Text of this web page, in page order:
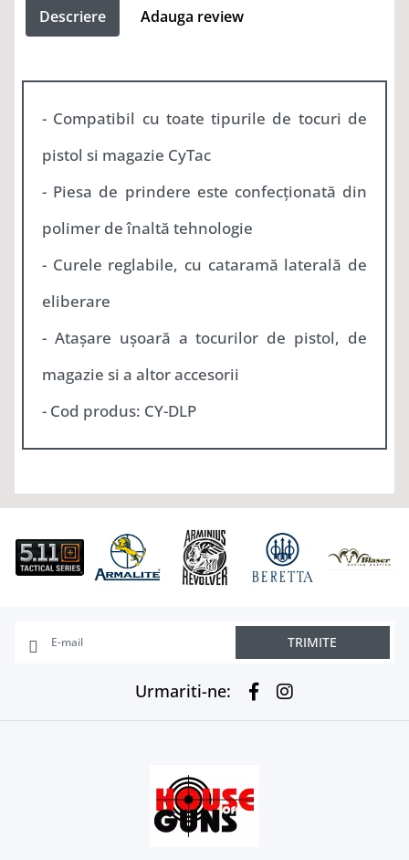
Descriere Adauga review
- Compatibil cu toate tipurile de tocuri de
pistol si magazie CyTac
- Piesa de prindere este confecționată din
polimer de înaltă tehnologie
- Curele reglabile, cu cataramă laterală de
eliberare
- Atașare ușoară a tocurilor de pistol, de
magazie si a altor accesorii
- Cod produs: CY-DLP
TRIMITE
Urmariti-ne: